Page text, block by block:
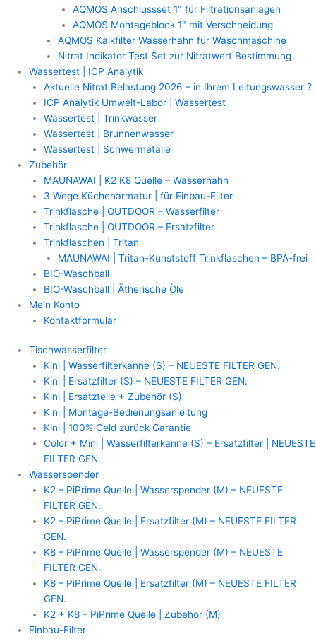
AQMOS Anschlussset 1″ für Filtrationsanlagen
AQMOS Montageblock 1″ mit Verschneidung
AQMOS Kalkfilter Wasserhahn für Waschmaschine
Nitrat Indikator Test Set zur Nitratwert Bestimmung
Wassertest | ICP Analytik
Aktuelle Nitrat Belastung 2026 – in Ihrem Leitungswasser ?
ICP Analytik Umwelt-Labor | Wassertest
Wassertest | Trinkwasser
Wassertest | Brunnenwasser
Wassertest | Schwermetalle
Zubehör
MAUNAWAI | K2 K8 Quelle – Wasserhahn
3 Wege Küchenarmatur | für Einbau-Filter
Trinkflasche | OUTDOOR – Wasserfilter
Trinkflasche | OUTDOOR – Ersatzfilter
Trinkflaschen | Tritan
MAUNAWAI | Tritan-Kunststoff Trinkflaschen – BPA-frei
BIO-Waschball
BIO-Waschball | Ätherische Öle
Mein Konto
Kontaktformular
Tischwasserfilter
Kini | Wasserfilterkanne (S) – NEUESTE FILTER GEN.
Kini | Ersatzfilter (S) – NEUESTE FILTER GEN.
Kini | Ersatzteile + Zubehör (S)
Kini | Montage-Bedienungsanleitung
Kini | 100% Geld zurück Garantie
Color + Mini | Wasserfilterkanne (S) – Ersatzfilter | NEUESTE
FILTER GEN.
Wasserspender
K2 – PiPrime Quelle | Wasserspender (M) – NEUESTE
FILTER GEN.
K2 – PiPrime Quelle | Ersatzfilter (M) – NEUESTE FILTER
GEN.
K8 – PiPrime Quelle | Wasserspender (M) – NEUESTE
FILTER GEN.
K8 – PiPrime Quelle | Ersatzfilter (M) – NEUESTE FILTER
GEN.
K2 + K8 – PiPrime Quelle | Zubehör (M)
Einbau-Filter